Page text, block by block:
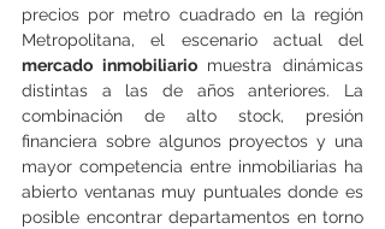
precios por metro cuadrado en la región
mercado inmobiliario muestra dinámicas
distintas a las de años anteriores. La
combinación de alto stock, presión
financiera sobre algunos proyectos y una
mayor competencia entre inmobiliarias ha
abierto ventanas muy puntuales donde es
posible encontrar departamentos en torno